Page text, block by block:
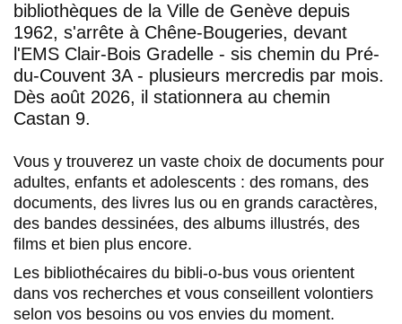
bibliothèques de la Ville de Genève depuis
1962, s'arrête à Chêne-Bougeries, devant
l'EMS Clair-Bois Gradelle - sis chemin du Pré-
du-Couvent 3A - plusieurs mercredis par mois.
Dès août 2026, il stationnera au chemin
Castan 9.
Vous y trouverez un vaste choix de documents pour
adultes, enfants et adolescents : des romans, des
documents, des livres lus ou en grands caractères,
des bandes dessinées, des albums illustrés, des
films et bien plus encore.
Les bibliothécaires du bibli-o-bus vous orientent
dans vos recherches et vous conseillent volontiers
selon vos besoins ou vos envies du moment.